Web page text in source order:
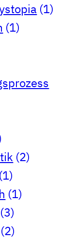
(1)
(1)
(2)
(1)
(1)
(3)
(2)